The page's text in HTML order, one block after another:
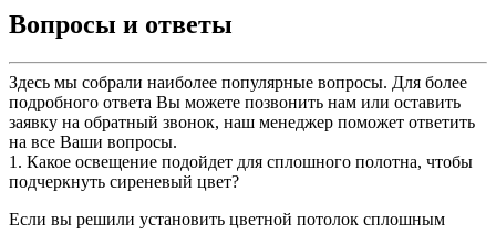
Вопросы и ответы
Здесь мы собрали наиболее популярные вопросы. Для более
подробного ответа Вы можете позвонить нам или оставить
заявку на обратный звонок, наш менеджер поможет ответить
на все Ваши вопросы.
1. Какое освещение подойдет для сплошного полотна, чтобы
подчеркнуть сиреневый цвет?
Если вы решили установить цветной потолок сплошным